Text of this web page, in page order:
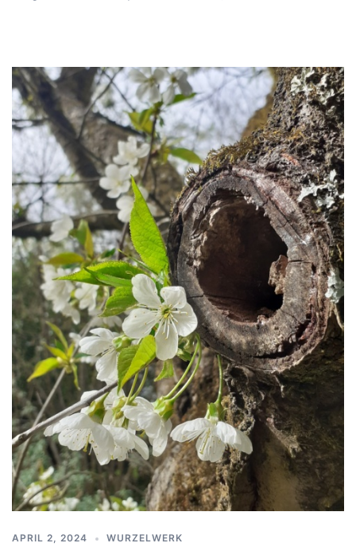
APRIL 2, 2024 WURZELWERK